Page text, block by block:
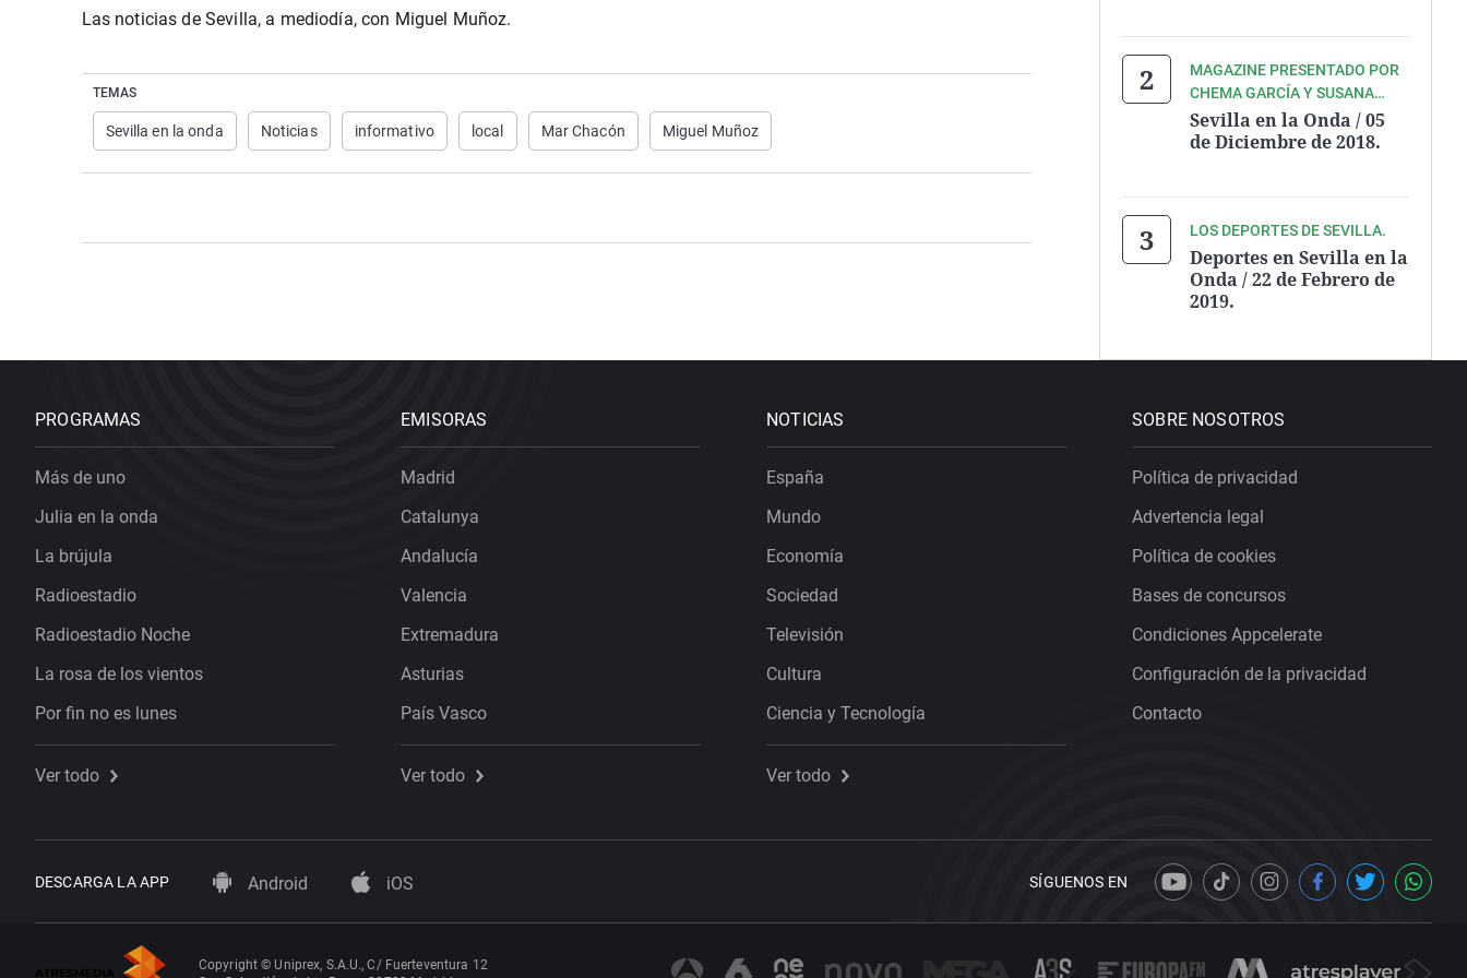
Gente Viajera
No son horas
Como el perro y el gato
Todos los programas
Mallorca
Valladolid
Lista de emisoras
2100
Ellas Juegan
Rock and Roll Animal
Todos los podcasts
Las noticias de Sevilla, a mediodía, con Miguel Muñoz.
TEMAS
Sevilla en la onda Noticias informativo local Mar Chacón Miguel Muñoz
MAGAZINE PRESENTADO POR
CHEMA GARCÍA Y SUSANA
VALDÉS.
Sevilla en la Onda / 05
de Diciembre de 2018.
LOS DEPORTES DE SEVILLA.
Deportes en Sevilla en la
Onda / 22 de Febrero de
2019.
PROGRAMAS
Más de uno
Julia en la onda
La brújula
Radioestadio
Radioestadio Noche
La rosa de los vientos
Por fin no es lunes
Ver todo
EMISORAS
Madrid
Catalunya
Andalucía
Valencia
Extremadura
Asturias
País Vasco
Ver todo
NOTICIAS
España
Mundo
Economía
Sociedad
Televisión
Cultura
Ciencia y Tecnología
Ver todo
SOBRE NOSOTROS
Política de privacidad
Advertencia legal
Política de cookies
Bases de concursos
Condiciones Appcelerate
Configuración de la privacidad
Contacto
DESCARGA LA APP Android iOS SÍGUENOS EN
Copyright © Uniprex, S.A.U., C/ Fuerteventura 12